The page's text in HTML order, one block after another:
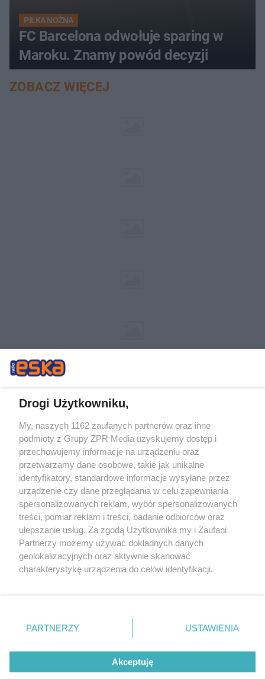
PIŁKA NOŻNA
FC Barcelona odwołuje sparing w
Maroku. Znamy powód decyzji
ZOBACZ WIĘCEJ
Żaden utwór zamieszczony w serwisie nie może być powielany i
rozpowszechniany lub dalej rozpowszechniany w jakikolwiek sposób (w
tym także elektroniczny lub mechaniczny) na jakimkolwiek polu
eksploatacji w jakiejkolwiek formie, włącznie z umieszczaniem w
Internecie bez pisemnej zgody właściciela praw. Jakiekolwiek użycie lub
wykorzystanie utworów w całości lub w części z naruszeniem prawa,
tzn. bez właściwej zgody, jest zabronione pod groźbą kary i może być
ścigane prawnie.
© 2026 Grupa ZPR Media
Drogi Użytkowniku,
My, naszych 1162 zaufanych partnerów oraz inne
podmioty z Grupy ZPR Media uzyskujemy dostęp i
przechowujemy informacje na urządzeniu oraz
przetwarzamy dane osobowe, takie jak unikalne
identyfikatory, standardowe informacje wysyłane przez
urządzenie czy dane przeglądania w celu zapewniania
spersonalizowanych reklam, wybór spersonalizowanych
treści, pomiar reklam i treści, badanie odbiorców oraz
ulepszanie usług. Za zgodą Użytkownika my i Zaufani
Partnerzy możemy używać dokładnych danych
geolokalizacyjnych oraz aktywnie skanować
charakterystykę urządzenia do celów identyfikacji.
zmienić/wycofać klikając przycisk ustawień prywatności
znajdujący się w lewym dolnym rogu strony
rodzaje przetwarzania danych nie wymagają zgody
użytkownika, ale masz prawo sprzeciwić się takiemu
przetwarzaniu. Preferencje będą miały zastosowanie tylko
PARTNERZY USTAWIENIA
Akceptuję